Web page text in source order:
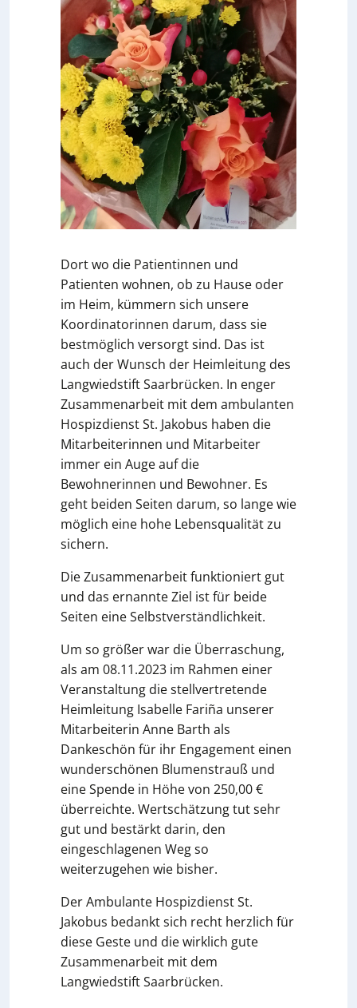
Dort wo die Patientinnen und
Patienten wohnen, ob zu Hause oder
im Heim, kümmern sich unsere
Koordinatorinnen darum, dass sie
bestmöglich versorgt sind. Das ist
auch der Wunsch der Heimleitung des
Langwiedstift Saarbrücken. In enger
Zusammenarbeit mit dem ambulanten
Hospizdienst St. Jakobus haben die
Mitarbeiterinnen und Mitarbeiter
immer ein Auge auf die
Bewohnerinnen und Bewohner. Es
geht beiden Seiten darum, so lange wie
möglich eine hohe Lebensqualität zu
sichern.
Die Zusammenarbeit funktioniert gut
und das ernannte Ziel ist für beide
Seiten eine Selbstverständlichkeit.
Um so größer war die Überraschung,
als am 08.11.2023 im Rahmen einer
Veranstaltung die stellvertretende
Heimleitung Isabelle Fariña unserer
Mitarbeiterin Anne Barth als
Dankeschön für ihr Engagement einen
wunderschönen Blumenstrauß und
eine Spende in Höhe von 250,00 €
überreichte. Wertschätzung tut sehr
gut und bestärkt darin, den
eingeschlagenen Weg so
weiterzugehen wie bisher.
Der Ambulante Hospizdienst St.
Jakobus bedankt sich recht herzlich für
diese Geste und die wirklich gute
Zusammenarbeit mit dem
Langwiedstift Saarbrücken.